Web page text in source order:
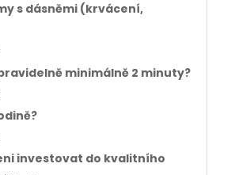
s dásněmi (krvácení,
minimálně 2 minuty?
investovat do kvalitního